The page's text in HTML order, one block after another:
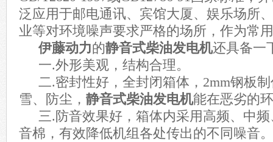
泛应用于邮电通讯、宾馆大厦、娱乐场所
业等对环境噪声要求严格的场所，作为常
伊藤动力的静音式柴油发电机还具备一
一.外形美观，结构合理。
二.密封性好，全封闭箱体， 2mm钢板
雪、防尘， 静音式柴油发电机能在恶劣的
三. 防音效果好，箱体内采用高频、中
音棉，有效降低机组各处传出的不同噪音。